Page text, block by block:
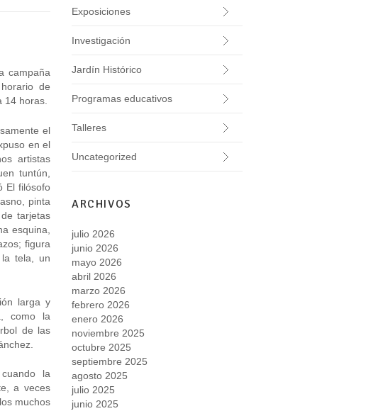
campaña
de
14 horas.
el
en el
artistas
tuntún,
El filósofo
pinta
tarjetas
esquina,
figura
tela, un
larga y
como la
de las
la
a veces
muchos
Exposiciones
Investigación
Jardín Histórico
Programas educativos
Talleres
Uncategorized
ARCHIVOS
julio 2026
junio 2026
mayo 2026
abril 2026
marzo 2026
febrero 2026
enero 2026
noviembre 2025
octubre 2025
septiembre 2025
agosto 2025
julio 2025
junio 2025